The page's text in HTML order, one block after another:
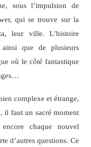
sous l’impulsion de
qui se trouve sur la
leur ville. L’histoire
ainsi que de plusieurs
où le côté fantastique
complexe et étrange,
il faut un sacré moment
chaque nouvel
d’autres questions. Ce